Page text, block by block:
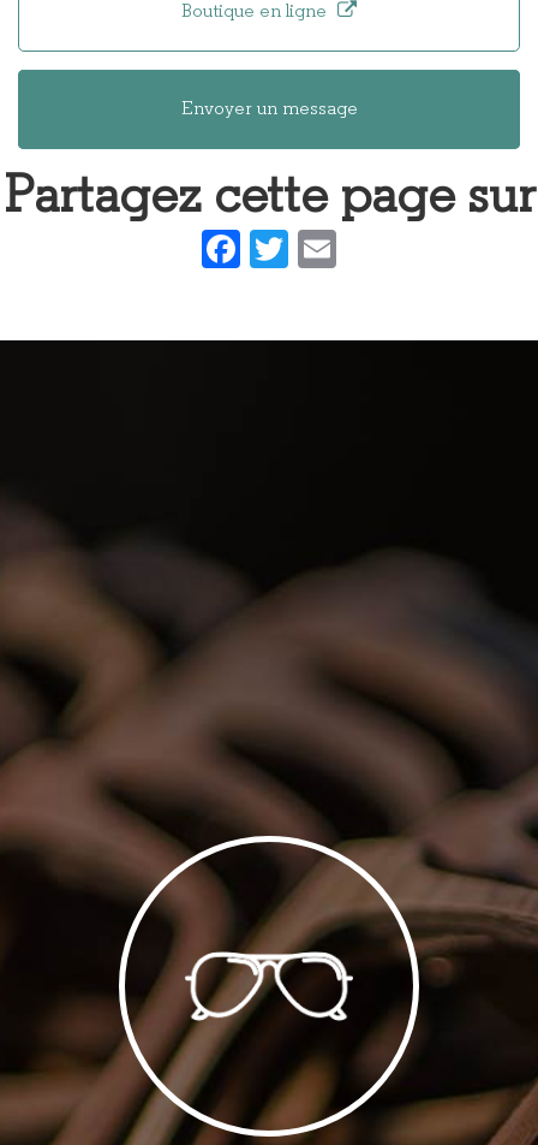
Boutique en ligne
Envoyer un message
Partagez cette page sur
Facebook
Twitter